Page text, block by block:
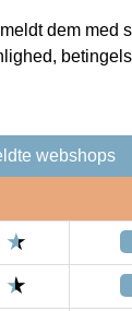
dem med
webshops